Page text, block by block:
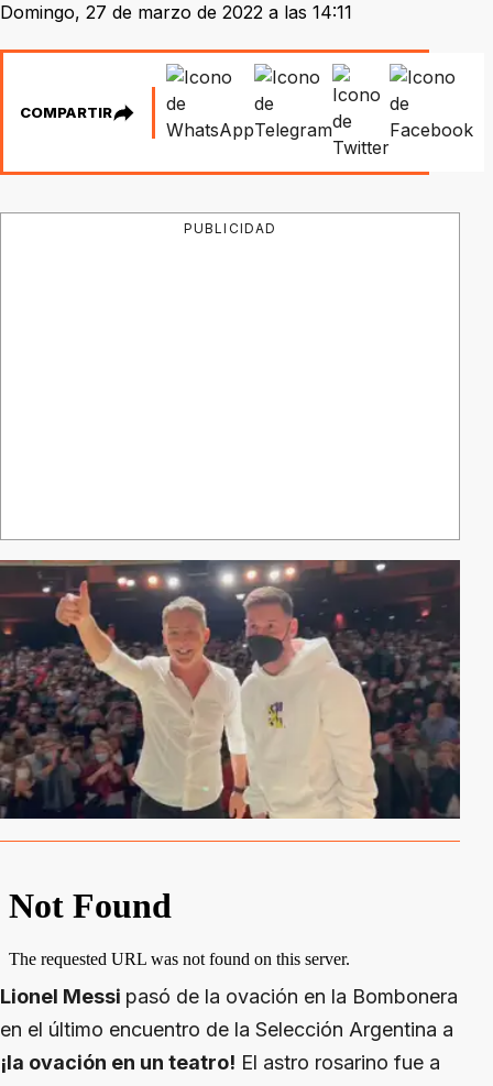
Domingo, 27 de marzo de 2022 a las 14:11
COMPARTIR
PUBLICIDAD
Lionel Messi pasó de la ovación en la Bombonera
en el último encuentro de la Selección Argentina a
¡la ovación en un teatro! El astro rosarino fue a